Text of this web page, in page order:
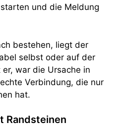
und die Meldung
bestehen, liegt der
selbst oder auf der
war die Ursache in
Verbindung, die nur
hat.
Randsteinen